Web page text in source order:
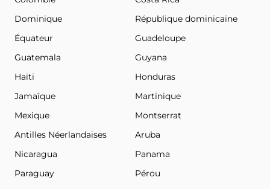
Dominique
République dominicaine
Équateur
Guadeloupe
Guatemala
Guyana
Haïti
Honduras
Jamaïque
Martinique
Mexique
Montserrat
Antilles Néerlandaises
Aruba
Nicaragua
Panama
Paraguay
Pérou